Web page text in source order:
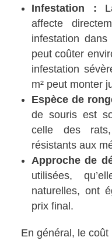
Infestation :
affecte
infestation
peut coûter
infestation
m² peut monter
Espèce de
de souris est
celle des
résistants aux
Approche de
utilisées,
naturelles, ont
prix final.
En général, le